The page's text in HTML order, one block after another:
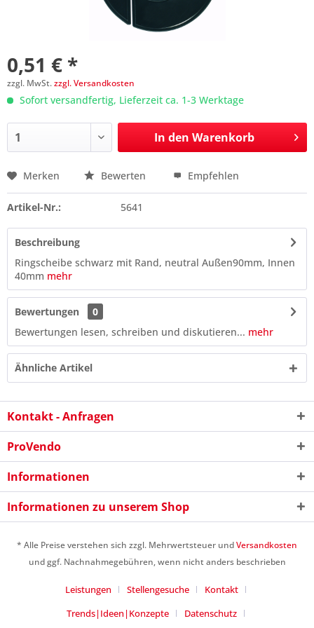
0,51 € *
zzgl. MwSt.zzgl. Versandkosten
Sofort versandfertig, Lieferzeit ca. 1-3 Werktage
In den Warenkorb
Preis anfragen
Merken Bewerten Empfehlen
Artikel-Nr.: 5641
Beschreibung
Ringscheibe schwarz mit Rand, neutral Außen90mm, Innen
40mm mehr
Bewertungen
0
Bewertungen lesen, schreiben und diskutieren... mehr
Ähnliche Artikel
Kontakt - Anfragen
ProVendo
Informationen
Informationen zu unserem Shop
* Alle Preise verstehen sich zzgl. Mehrwertsteuer undVersandkosten
und ggf. Nachnahmegebühren, wenn nicht anders beschrieben
Leistungen Stellengesuche
Kontakt
Trends|Ideen|Konzepte
Datenschutz